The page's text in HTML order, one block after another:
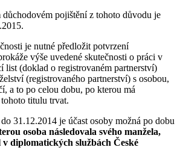
pojištění z tohoto důvodu je
je nutné předložit potvrzení
výše uvedené skutečnosti o práci v
list (doklad o registrovaném partnerství)
(registrovaného partnerství) s osobou,
a to po celou dobu, po kterou má
titulu trvat.
31.12.2014 je účast osoby možná po dobu
osoba následovala svého manžela,
diplomatických službách České